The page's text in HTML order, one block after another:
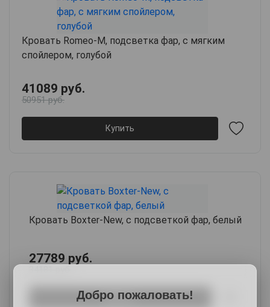
Кровать Romeo-M, подсветка фар, с мягким
спойлером, голубой
41089 руб.
50951 руб.
Купить
Кровать Boxter-New, с подсветкой фар, белый
27789 руб.
Купить
Добро пожаловать!